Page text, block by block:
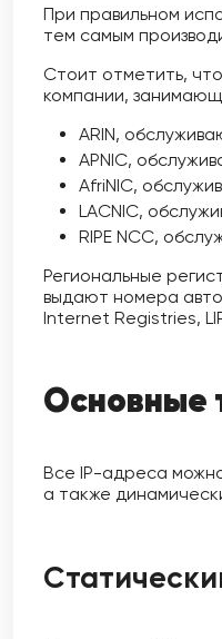
При правильном
тем самым
Стоит отметить,
компании,
ARIN,
APNIC,
AfriNIC,
LACNIC,
RIPE NCC,
Региональные
выдают номера
Internet Registries,
Основные
Все IP-адреса
а также